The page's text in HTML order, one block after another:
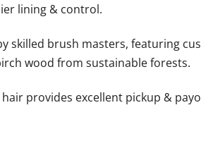
lining & control.
skilled brush masters, featuring
wood from sustainable forests.
provides excellent pickup &